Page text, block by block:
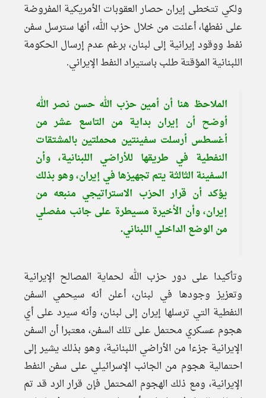
ولكي تتخطى إيران حصار العقوبات الأمريكية المفروضة
على نفطها، أعلنت من خلال حزب الله، أنها سترسل سفن
نفط ووقود إيرانية إلى لبنان، برغم عدم إرسال الحكومة
اللبنانية المؤقتة طلب باستيراد النفط الإيراني.
الملاحظ هنا أن أمين حزب الله حسن نصر الله
أوضح أن إيران بداية من التاسع عشر من
أغسطس أرسلت سفينتين محملتين بالمشتقات
النفطية في طريقها للأراضي اللبنانية، وأن
السفينة الثالثة يتم تجهيزها في إيران، وهو بذلك
يؤكد أن قرار الحزب الاستراتيجي منبعه من
إيران، وأن الأخيرة مسيطرة على جانب مفصلي
من الوضع الداخلي اللبناني.
وتأكيدا على دور حزب الله لحماية المصالح الإيرانية
وتعزيز وجودها في لبنان، أعلن أنه سيحمي السفن
النفطية التي ترسلها إيران إلى لبنان، وأنه سيرد على أي
هجوم عسكري محتمل على تلك السفن، معتبرا أن السفن
الإيرانية جزءا من الأراضي اللبنانية، وهو بذلك يشير إلى
احتمالية هجوم من الجانب الإسرائيلي على سفن النفط
الإيرانية، ومع ذلك الهجوم المحتمل فإن قرار الرد قد تم